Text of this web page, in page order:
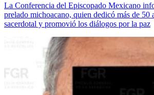
La Conferencia del Episcopado Mexicano
prelado michoacano, quien dedicó más de 50
sacerdotal y promovió los diálogos por la paz